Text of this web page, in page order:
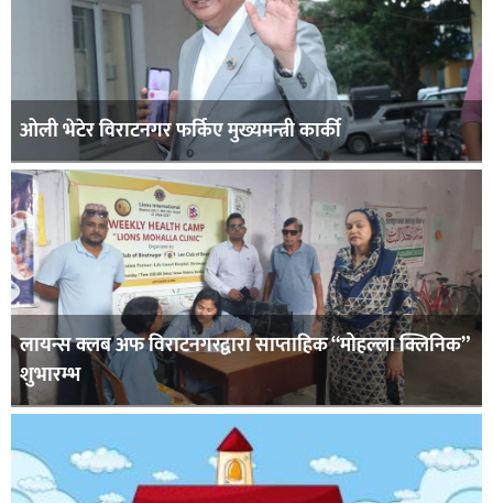
ओली भेटेर विराटनगर फर्किए मुख्यमन्त्री कार्की
लायन्स क्लब अफ विराटनगरद्वारा साप्ताहिक “मोहल्ला क्लिनिक”
शुभारम्भ